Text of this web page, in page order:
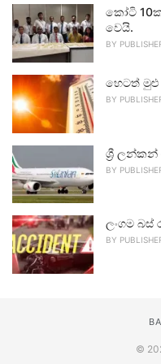
කෝටි
වෙයි.
BY
හෙටත් මුළු
BY
ශ්‍රී
BY
ලංගම බස්
BY
©